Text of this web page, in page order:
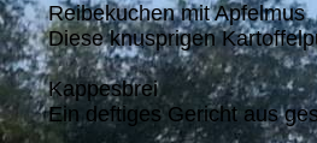
Reibekuchen mit Apfelmus
Diese knusprigen
Kappesbrei
Ein deftiges Gericht aus